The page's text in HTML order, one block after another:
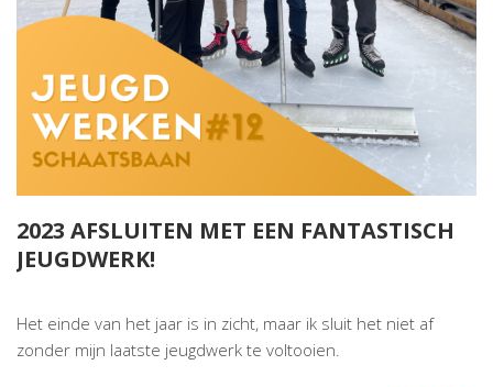
2023 AFSLUITEN MET EEN FANTASTISCH
JEUGDWERK!
Het einde van het jaar is in zicht, maar ik sluit het niet af
zonder mijn laatste jeugdwerk te voltooien.